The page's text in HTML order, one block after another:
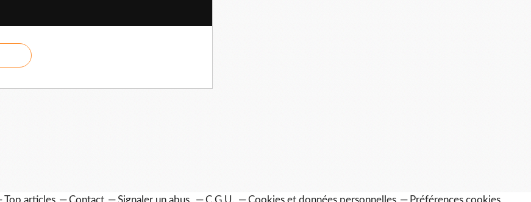
Top articles Contact Signaler un abus C.G.U. Cookies et données personnelles Préférences cookies